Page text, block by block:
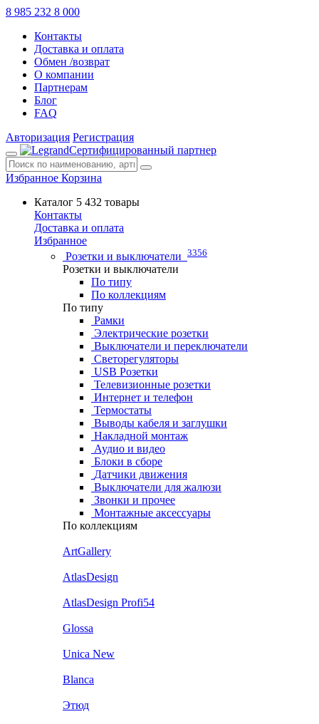
8 985 232 8 000
Контакты
Доставка и оплата
Обмен /возврат
О компании
Партнерам
Блог
FAQ
Авторизация Регистрация
Сертифицированный партнер
Избранное Корзина
Каталог 5 432 товары
Контакты
Доставка и оплата
Избранное
Розетки и выключатели 3356
Розетки и выключатели
По типу
По коллекциям
По типу
Рамки
Электрические розетки
Выключатели и переключатели
Светорегуляторы
USB Розетки
Телевизионные розетки
Интернет и телефон
Термостаты
Выводы кабеля и заглушки
Накладной монтаж
Аудио и видео
Блоки в сборе
Датчики движения
Выключатели для жалюзи
Звонки и прочее
Монтажные аксессуары
По коллекциям
ArtGallery
AtlasDesign
AtlasDesign Profi54
Glossa
Unica New
Blanca
Этюд